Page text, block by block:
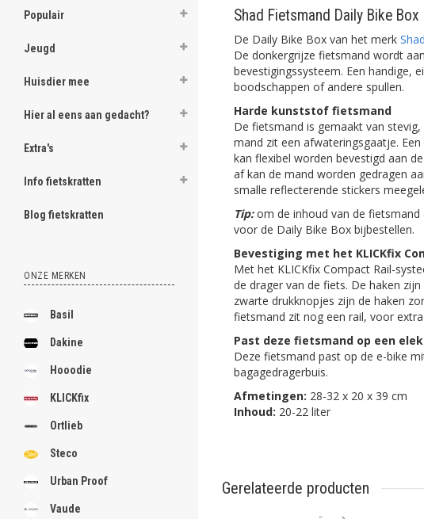
Populair
Jeugd
Huisdier mee
Hier al eens aan gedacht?
Extra's
Info fietskratten
Blog fietskratten
ONZE MERKEN
Basil
Dakine
Hooodie
KLICKfix
Ortlieb
Steco
Urban Proof
Vaude
Shad Fietsmand Daily Bike
De Daily Bike Box van het merk Shad
De donkergrijze fietsmand wordt
bevestigingssysteem. Een handige,
boodschappen of andere spullen.
Harde kunststof fietsmand
De fietsmand is gemaakt van
mand zit een afwateringsgaatje.
kan flexibel worden bevestigd aan
af kan de mand worden gedragen
smalle reflecterende stickers
Tip:om de inhoud van de fietsmand
voor de Daily Bike Box bijbestellen.
Bevestiging met het KLICKfix
Met het KLICKfix Compact Rail-
de drager van de fiets. De haken
zwarte drukknopjes zijn de haken
fietsmand zit nog een rail, voor
Past deze fietsmand op een
Deze fietsmand past op de e-bike
bagagedragerbuis.
Afmetingen: 28-32 x 20 x 39 cm
Inhoud: 20-22 liter
Gerelateerde producten